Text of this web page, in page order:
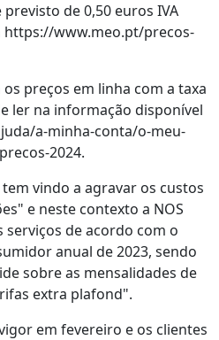
de 0,50 euros IVA
https://www.meo.pt/precos-
preços em linha com a taxa
ler na informação disponível
a-minha-conta/o-meu-
2024.
vindo a agravar os custos
e neste contexto a NOS
serviços de acordo com o
anual de 2023, sendo
sobre as mensalidades de
extra plafond".
em fevereiro e os clientes